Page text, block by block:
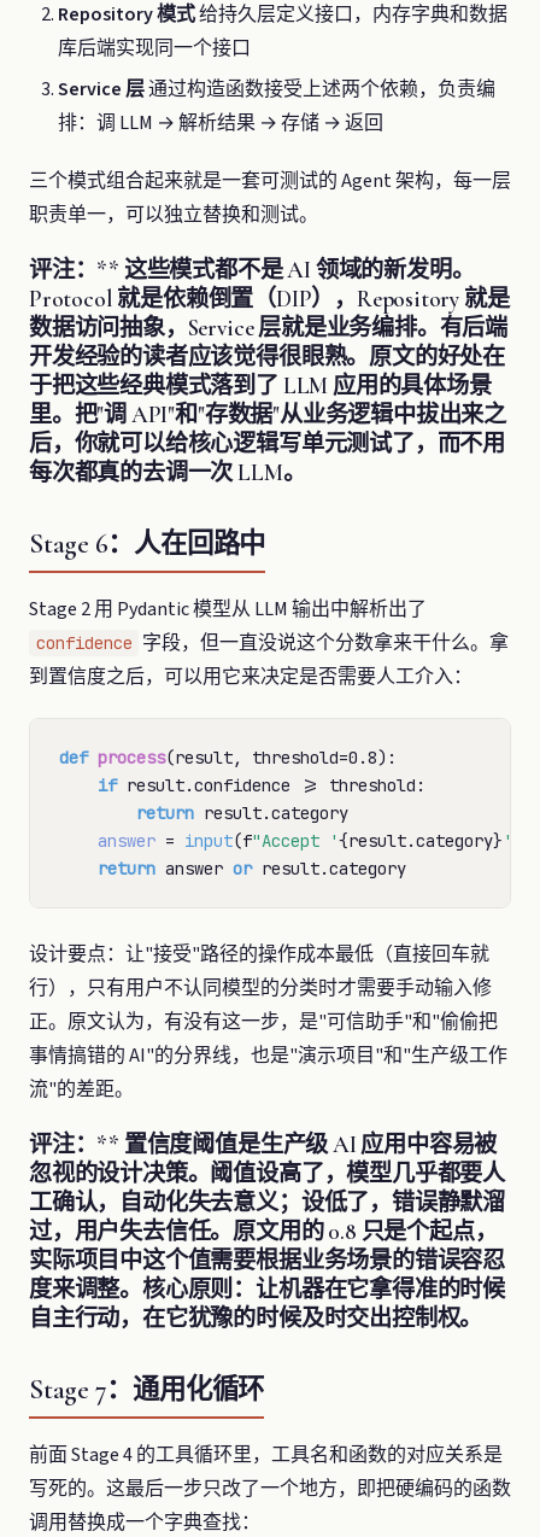
Repository 模式给持久层定义接口，内存字典和数据
库后端实现同一个接口
Service 层通过构造函数接受上述两个依赖，负责编
排：调 LLM → 解析结果 → 存储 → 返回
三个模式组合起来就是一套可测试的 Agent 架构，每一层
职责单一，可以独立替换和测试。
评注：** 这些模式都不是 AI 领域的新发明。
Protocol 就是依赖倒置（DIP），Repository 就是
数据访问抽象，Service 层就是业务编排。有后端
开发经验的读者应该觉得很眼熟。原文的好处在
于把这些经典模式落到了 LLM 应用的具体场景
里。把"调 API"和"存数据"从业务逻辑中拔出来之
后，你就可以给核心逻辑写单元测试了，而不用
每次都真的去调一次 LLM。
Stage 6：人在回路中
Stage 2 用 Pydantic 模型从 LLM 输出中解析出了
confidence 字段，但一直没说这个分数拿来干什么。拿
到置信度之后，可以用它来决定是否需要人工介入：
def process(result, threshold=0.8):
if result.confidence >=
threshold:
return result.category
answer = input(f"Accept '{result.category} '?
return answer or
设计要点：让"接受"路径的操作成本最低（直接回车就
行），只有用户不认同模型的分类时才需要手动输入修
正。原文认为，有没有这一步，是"可信助手"和"偷偷把
事情搞错的 AI"的分界线，也是"演示项目"和"生产级工作
流"的差距。
评注：** 置信度阈值是生产级 AI 应用中容易被
忽视的设计决策。阈值设高了，模型几乎都要人
工确认，自动化失去意义；设低了，错误静默溜
过，用户失去信任。原文用的 0.8 只是个起点，
实际项目中这个值需要根据业务场景的错误容忍
度来调整。核心原则：让机器在它拿得准的时候
自主行动，在它犹豫的时候及时交出控制权。
Stage 7：通用化循环
前面 Stage 4 的工具循环里，工具名和函数的对应关系是
写死的。这最后一步只改了一个地方，即把硬编码的函数
调用替换成一个字典查找：